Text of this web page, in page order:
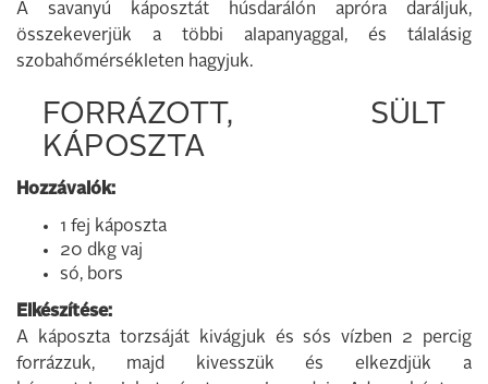
A savanyú káposztát húsdarálón apróra daráljuk,
összekeverjük a többi alapanyaggal, és tálalásig
szobahőmérsékleten hagyjuk.
FORRÁZOTT, SÜLT
KÁPOSZTA
Hozzávalók:
1 fej káposzta
20 dkg vaj
só, bors
Elkészítése:
A káposzta torzsáját kivágjuk és sós vízben 2 percig
forrázzuk, majd kivesszük és elkezdjük a